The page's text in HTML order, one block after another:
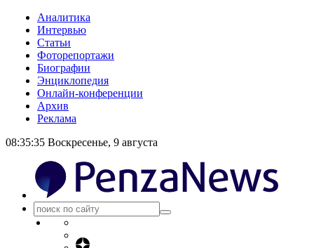
Аналитика
Интервью
Статьи
Фоторепортажи
Биографии
Энциклопедия
Онлайн-конференции
Архив
Реклама
08:35:36 Воскресенье, 9 августа